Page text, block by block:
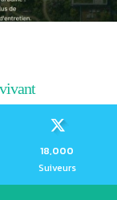
18,000
Suiveurs